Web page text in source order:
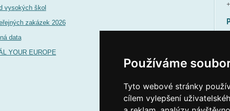
Používáme
Tyto webové stránky
cílem vylepšení
vysokých škol
zakázek 2026
data
YOUR EUROPE